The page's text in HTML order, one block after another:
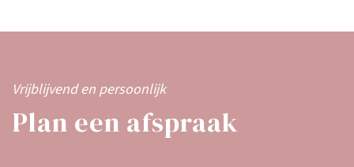
Vrijblijvend en persoonlijk
Plan een afspraak